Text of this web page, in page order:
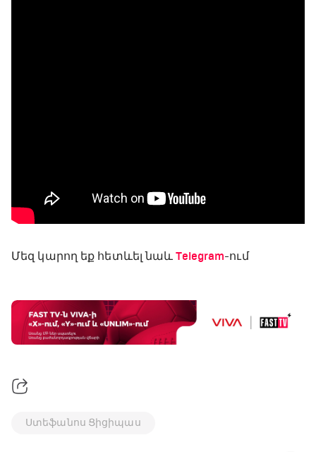
Մեզ կարող եք հետևել նաև Telegram-ում
Ստեֆանոս Ցիցիպաս